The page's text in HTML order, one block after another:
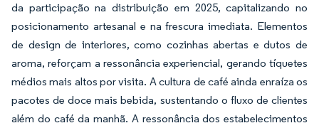
da participação na distribuição em 2025, capitalizando no
posicionamento artesanal e na frescura imediata. Elementos
de design de interiores, como cozinhas abertas e dutos de
aroma, reforçam a ressonância experiencial, gerando tíquetes
médios mais altos por visita. A cultura de café ainda enraíza os
pacotes de doce mais bebida, sustentando o fluxo de clientes
além do café da manhã. A ressonância dos estabelecimentos